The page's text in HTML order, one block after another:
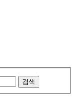
검색